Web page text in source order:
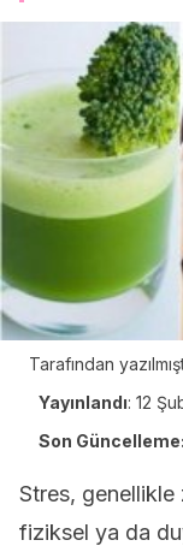
Tarafından
Yayınlandı: 12
Son Güncelleme:
Stres,
fiziksel ya da